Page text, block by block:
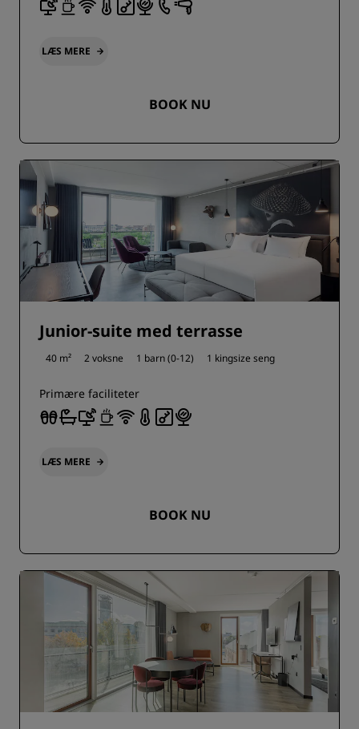
LÆS MERE
BOOK NU
Junior-suite med terrasse
40 m² 2 voksne 1 barn (0-12) 1 kingsize seng
Primære faciliteter
LÆS MERE
BOOK NU